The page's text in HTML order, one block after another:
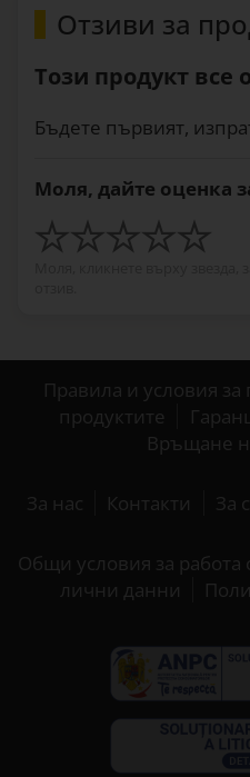
Отзиви за
Този продукт
Бъдете първият,
Моля, дайте оценка
Правила и условия за
продуктите
Връщане
За нас Контакти За
Общи условия за работа
лични данни